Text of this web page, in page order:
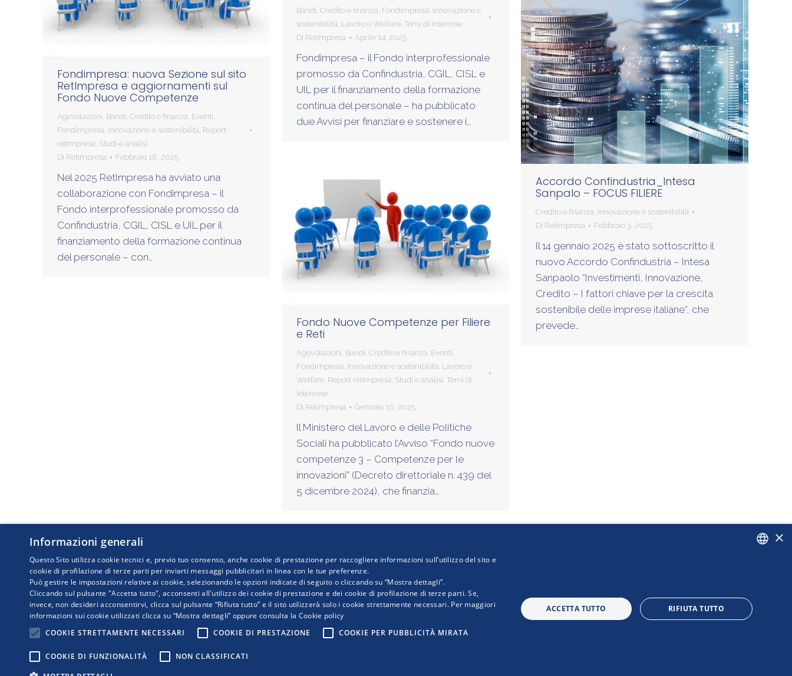
Bandi, Credito e finanza, Fondimpresa, Innovazione e
sostenibilità, Lavoro e Welfare, Temi di interesse
Di Retimpresa Aprile 14, 2025
Fondimpresa – il Fondo interprofessionale
promosso da Confindustria, CGIL, CISL e
UIL per il finanziamento della formazione
continua del personale – ha pubblicato
due Avvisi per finanziare e sostenere i…
Fondimpresa: nuova Sezione sul sito
RetImpresa e aggiornamenti sul
Fondo Nuove Competenze
Agevolazioni, Bandi, Credito e finanza, Eventi,
Fondimpresa, Innovazione e sostenibilità, Report
retImpresa, Studi e analisi
Di Retimpresa Febbraio 18, 2025
Nel 2025 RetImpresa ha avviato una
collaborazione con Fondimpresa – il
Fondo interprofessionale promosso da
Confindustria, CGIL, CISL e UIL per il
finanziamento della formazione continua
del personale – con…
Accordo Confindustria_Intesa
Sanpalo – FOCUS FILIERE
Credito e finanza, Innovazione e sostenibilità
Di Retimpresa Febbraio 3, 2025
Il 14 gennaio 2025 è stato sottoscritto il
nuovo Accordo Confindustria – Intesa
Sanpaolo “Investimenti, Innovazione,
Credito – I fattori chiave per la crescita
sostenibile delle imprese italiane”, che
prevede…
Fondo Nuove Competenze per Filiere
e Reti
Agevolazioni, Bandi, Credito e finanza, Eventi,
Fondimpresa, Innovazione e sostenibilità, Lavoro e
Welfare, Report retImpresa, Studi e analisi, Temi di
interesse
Di Retimpresa Gennaio 10, 2025
Il Ministero del Lavoro e delle Politiche
Sociali ha pubblicato l’Avviso “Fondo nuove
competenze 3 – Competenze per le
innovazioni” (Decreto direttoriale n. 439 del
5 dicembre 2024), che finanzia…
COPYRIGHT © 2019 WWW.RETIMPRESA.IT
RetImpresa - Agenzia Confederale per le aggregazioni e le reti d'imprese
×
Informazioni generali
Questo Sito utilizza cookie tecnici e, previo tuo consenso, anche cookie di prestazione per raccogliere informazioni sull’utilizzo del sito e
cookie di profilazione di terze parti per inviarti messaggi pubblicitari in linea con le tue preferenze.
Può gestire le impostazioni relative ai cookie, selezionando le opzioni indicate di seguito o cliccando su “Mostra dettagli”.
Cliccando sul pulsante "Accetta tutto", acconsenti all'utilizzo dei cookie di prestazione e dei cookie di profilazione di terze parti. Se,
invece, non desideri acconsentirvi, clicca sul pulsante “Rifiuta tutto” e il sito utilizzerà solo i cookie strettamente necessari. Per maggiori
informazioni sui cookie utilizzati clicca su “Mostra dettagli” oppure consulta la Cookie policy
COOKIE STRETTAMENTE NECESSARI
COOKIE DI PRESTAZIONE COOKIE PER PUBBLICITÀ MIRATA
COOKIE DI FUNZIONALITÀ
NON CLASSIFICATI
ACCETTA TUTTO RIFIUTA TUTTO